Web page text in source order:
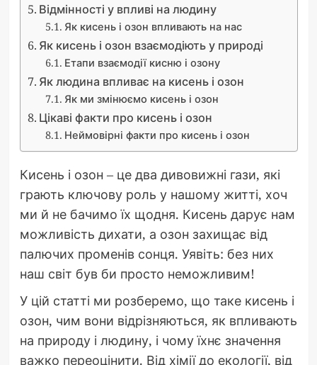
Відмінності у впливі на людину
Як кисень і озон впливають на нас
Як кисень і озон взаємодіють у природі
Етапи взаємодії кисню і озону
Як людина впливає на кисень і озон
Як ми змінюємо кисень і озон
Цікаві факти про кисень і озон
Неймовірні факти про кисень і озон
Кисень і озон – це два дивовижні гази, які
грають ключову роль у нашому житті, хоч
ми й не бачимо їх щодня. Кисень дарує нам
можливість дихати, а озон захищає від
палючих променів сонця. Уявіть: без них
наш світ був би просто неможливим!
У цій статті ми розберемо, що таке кисень і
озон, чим вони відрізняються, як впливають
на природу і людину, і чому їхнє значення
важко переоцінити. Від хімії до екології, від